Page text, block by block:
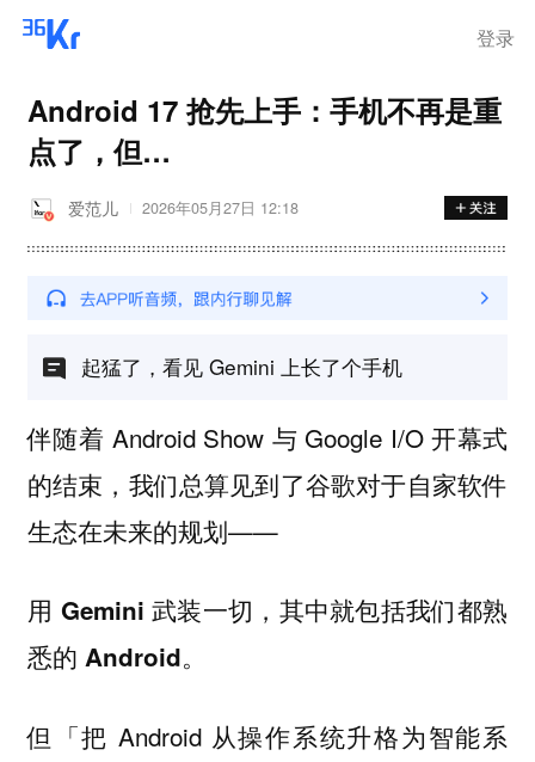
登录
Android 17 抢先上手：手机不再是重
点了，但…
爱范儿 2026年05月27日 12:18
起猛了，看见 Gemini 上长了个手机
伴随着 Android Show 与 Google I/O 开幕式
的结束，我们总算见到了谷歌对于自家软件
生态在未来的规划——
用 Gemini 武装一切，其中就包括我们都熟
悉的 Android。
但「把 Android 从操作系统升格为智能系